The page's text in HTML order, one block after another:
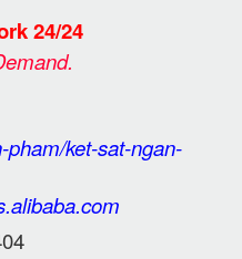
24/24
pham/ket-sat-ngan-